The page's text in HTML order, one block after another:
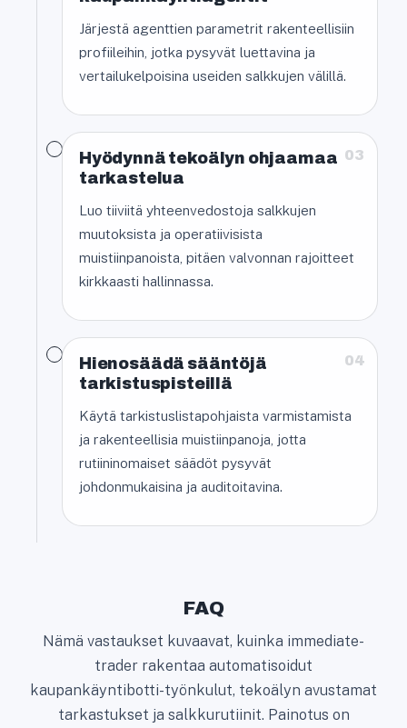
Järjestä agenttien parametrit rakenteellisiin
profiileihin, jotka pysyvät luettavina ja
vertailukelpoisina useiden salkkujen välillä.
03
Hyödynnä tekoälyn ohjaamaa
tarkastelua
Luo tiiviitä yhteenvedostoja salkkujen
muutoksista ja operatiivisista
muistiinpanoista, pitäen valvonnan rajoitteet
kirkkaasti hallinnassa.
04
Hienosäädä sääntöjä
tarkistuspisteillä
Käytä tarkistuslistapohjaista varmistamista
ja rakenteellisia muistiinpanoja, jotta
rutiininomaiset säädöt pysyvät
johdonmukaisina ja auditoitavina.
FAQ
Nämä vastaukset kuvaavat, kuinka immediate-
trader rakentaa automatisoidut
kaupankäyntibotti-työnkulut, tekoälyn avustamat
tarkastukset ja salkkurutiinit. Painotus on